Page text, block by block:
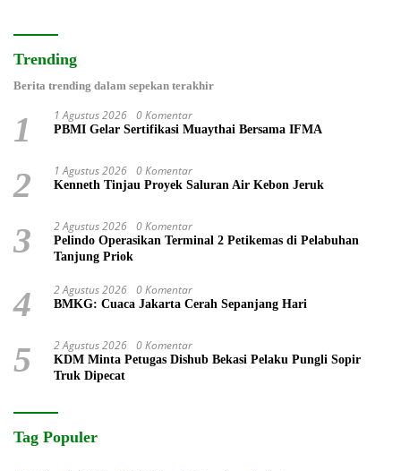
Trending
Berita trending dalam sepekan terakhir
1 1 Agustus 2026 0 Komentar
PBMI Gelar Sertifikasi Muaythai Bersama IFMA
2 1 Agustus 2026 0 Komentar
Kenneth Tinjau Proyek Saluran Air Kebon Jeruk
3 2 Agustus 2026 0 Komentar
Pelindo Operasikan Terminal 2 Petikemas di Pelabuhan
Tanjung Priok
4 2 Agustus 2026 0 Komentar
BMKG: Cuaca Jakarta Cerah Sepanjang Hari
5 2 Agustus 2026 0 Komentar
KDM Minta Petugas Dishub Bekasi Pelaku Pungli Sopir
Truk Dipecat
Tag Populer